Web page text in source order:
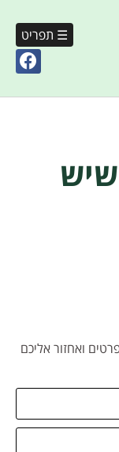
☰ תפריט
ואחזור אליכם